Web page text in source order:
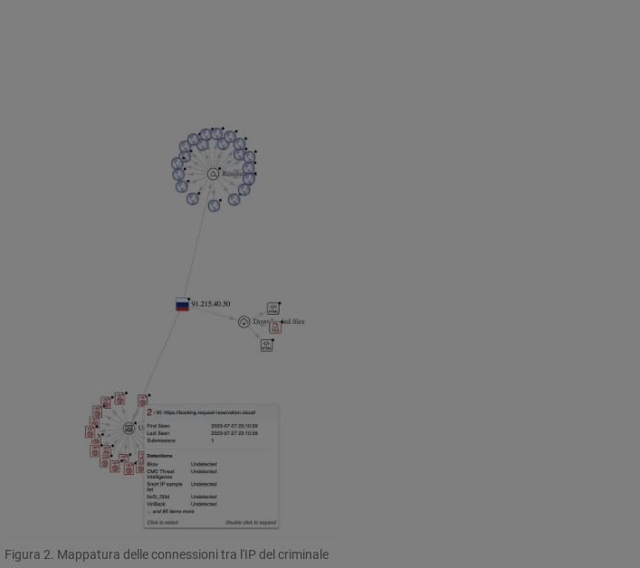
Figura 2. Mappatura delle connessioni tra l'IP del criminale